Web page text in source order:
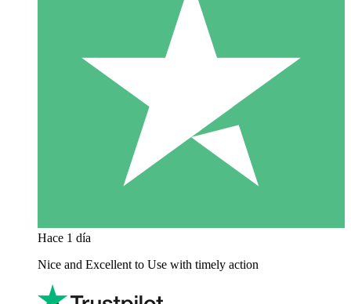
Hace 1 día
Nice and Excellent to Use with timely action